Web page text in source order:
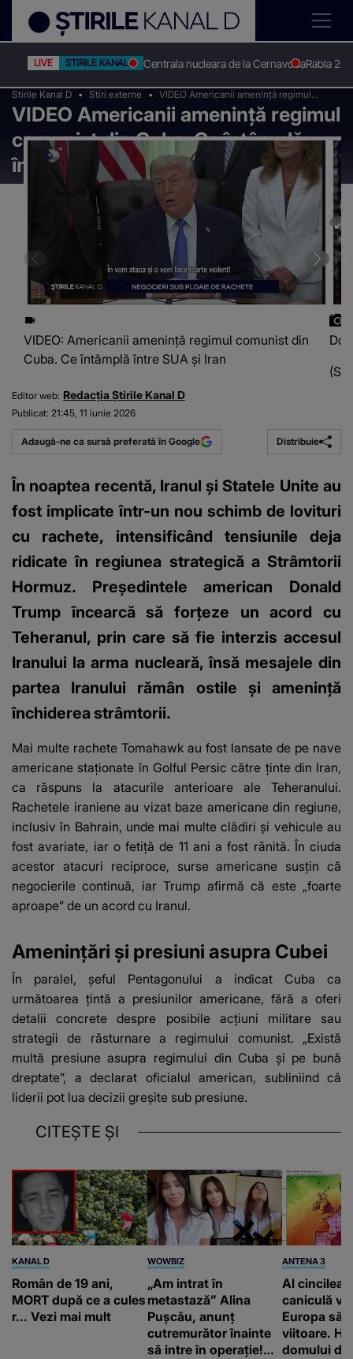
LIVE STIRILE KANAL D Centrala nucleara de la CernavodaRabla
Stirile Kanal D Stiri externe
VIDEO Americanii amenință regimul
comunist din Cuba. Ce întâmplă între SUA
și Iran
VIDEO Americanii amenință regimul
comunist din Cuba. Ce întâmplă
între SUA și Iran
VIDEO: Americanii amenință regimul comunist din
Cuba. Ce întâmplă între SUA și Iran
Editor web: Redacția Știrile Kanal D
Publicat: 21:45, 11 iunie 2026
Adaugă-ne ca sursă preferată în Google Distribuie
În noaptea recentă, Iranul și Statele Unite au
fost implicate într-un nou schimb de lovituri
cu rachete, intensificând tensiunile deja
ridicate în regiunea strategică a Strâmtorii
Hormuz. Președintele american Donald
Trump încearcă să forțeze un acord cu
Teheranul, prin care să fie interzis accesul
Iranului la arma nucleară, însă mesajele din
partea Iranului rămân ostile și amenință
închiderea strâmtorii.
Mai multe rachete Tomahawk au fost lansate de pe nave
americane staționate în Golful Persic către ținte din Iran,
ca răspuns la atacurile anterioare ale Teheranului.
Rachetele iraniene au vizat baze americane din regiune,
inclusiv în Bahrain, unde mai multe clădiri și vehicule au
fost avariate, iar o fetiță de 11 ani a fost rănită. În ciuda
acestor atacuri reciproce, surse americane susțin că
negocierile continuă, iar Trump afirmă că este „foarte
aproape” de un acord cu Iranul.
Amenințări și presiuni asupra Cubei
În paralel, șeful Pentagonului a indicat Cuba ca
următoarea țintă a presiunilor americane, fără a oferi
detalii concrete despre posibile acțiuni militare sau
strategii de răsturnare a regimului comunist. „Există
multă presiune asupra regimului din Cuba și pe bună
dreptate”, a declarat oficialul american, subliniind că
liderii pot lua decizii greșite sub presiune.
CITEȘTE ȘI
KANAL D
Român de 19 ani,
MORT după ce a cules
r... Vezi mai mult
WOWBIZ
„Am intrat în
metastază” Alina
Pușcău, anunț
cutremurător înainte
să intre în operație!
ANTENA 3
Al cincilea
caniculă
Europa
viitoare.
domului de